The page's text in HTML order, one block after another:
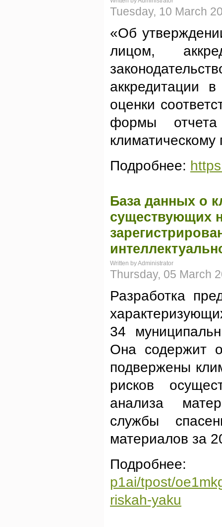
Tuesday, 10 March
«Об
лицом,
аккредитации
оценки
формы отчета
климатическому
Подробнее:
База данных о
существующих
Written by Administrator
Thursday, 05 March
Разработка
34
Она содержит
подвержены
рисков
анализа
службы
материалов за
p1ai/tpost/
riskah-yaku